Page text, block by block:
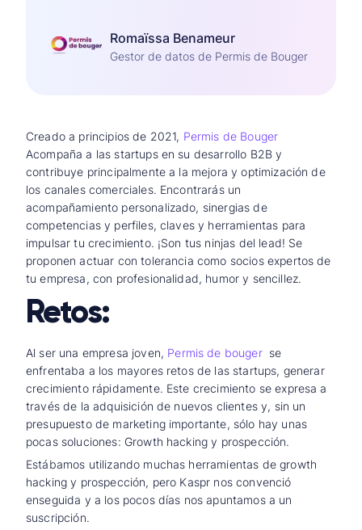
Romaïssa Benameur
Gestor de datos de Permis de Bouger
Creado a principios de 2021, Permis de Bouger
Acompaña a las startups en su desarrollo B2B y
contribuye principalmente a la mejora y optimización de
los canales comerciales. Encontrarás un
acompañamiento personalizado, sinergias de
competencias y perfiles, claves y herramientas para
impulsar tu crecimiento. ¡Son tus ninjas del lead! Se
proponen actuar con tolerancia como socios expertos de
tu empresa, con profesionalidad, humor y sencillez.
Retos:
Al ser una empresa joven, Permis de bougerse
enfrentaba a los mayores retos de las startups, generar
crecimiento rápidamente. Este crecimiento se expresa a
través de la adquisición de nuevos clientes y, sin un
presupuesto de marketing importante, sólo hay unas
pocas soluciones: Growth hacking y prospección.
Estábamos utilizando muchas herramientas de growth
hacking y prospección, pero Kaspr nos convenció
enseguida y a los pocos días nos apuntamos a un
suscripción.